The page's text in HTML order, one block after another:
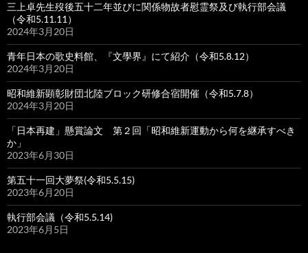
三上卓先生歿後五十二年並びに関係物故者慰霊祭及び執行部会議
（令和5.11.11）
2024年3月20日
青年日本の歌史料館、『文學界』にて紹介（令和5.8.12）
2024年3月20日
昭和維新顕彰財団北陸ブロック研修合宿開催（令和5.7.8）
2024年3月20日
「日本再建」懸賞論文 第２回「昭和維新運動から何を継承すべき
か」
2023年6月30日
第五十一回大夢祭(令和5.5.15)
2023年6月20日
執行部会議（令和5.5.14)
2023年6月5日